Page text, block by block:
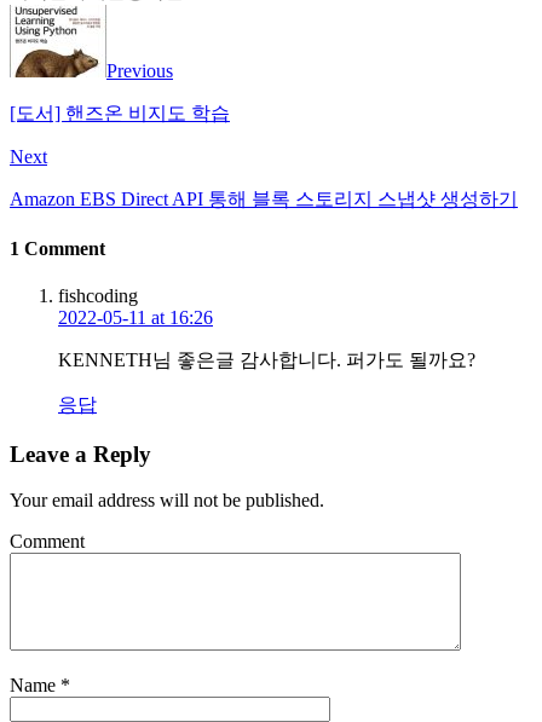
Previous
[도서] 핸즈온 비지도 학습
Next
Amazon EBS Direct API 통해 블록 스토리지 스냅샷 생성하기
1 Comment
fishcoding
2022-05-11 at 16:26
KENNETH님 좋은글 감사합니다. 퍼가도 될까요?
응답
Leave a Reply
Your email address will not be published.
Comment
Name *